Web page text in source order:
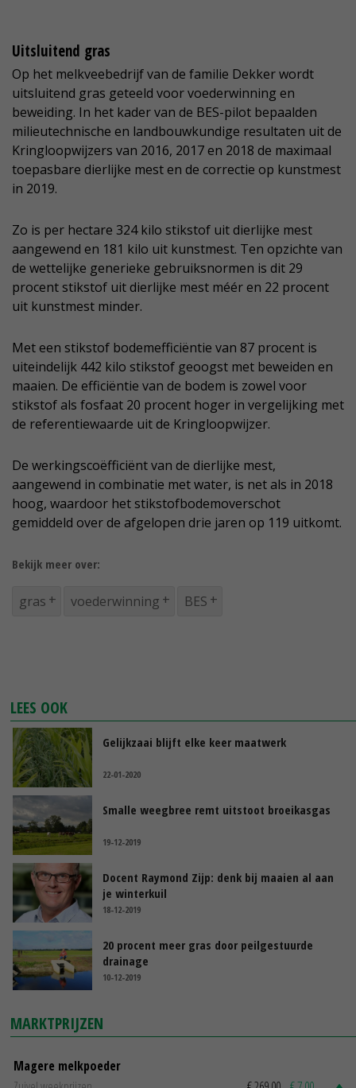
Uitsluitend gras
Op het melkveebedrijf van de familie Dekker wordt
uitsluitend gras geteeld voor voederwinning en
beweiding. In het kader van de BES-pilot bepaalden
milieutechnische en landbouwkundige resultaten uit de
Kringloopwijzers van 2016, 2017 en 2018 de maximaal
toepasbare dierlijke mest en de correctie op kunstmest
in 2019.
Zo is per hectare 324 kilo stikstof uit dierlijke mest
aangewend en 181 kilo uit kunstmest. Ten opzichte van
de wettelijke generieke gebruiksnormen is dit 29
procent stikstof uit dierlijke mest méér en 22 procent
uit kunstmest minder.
Met een stikstof bodemefficiëntie van 87 procent is
uiteindelijk 442 kilo stikstof geoogst met beweiden en
maaien. De efficiëntie van de bodem is zowel voor
stikstof als fosfaat 20 procent hoger in vergelijking met
de referentiewaarde uit de Kringloopwijzer.
De werkingscoëfficiënt van de dierlijke mest,
aangewend in combinatie met water, is net als in 2018
hoog, waardoor het stikstofbodemoverschot
gemiddeld over de afgelopen drie jaren op 119 uitkomt.
Bekijk meer over:
gras voederwinning BES
LEES OOK
Gelijkzaai blijft elke keer maatwerk
22-01-2020
Smalle weegbree remt uitstoot broeikasgas
19-12-2019
Docent Raymond Zijp: denk bij maaien al aan
je winterkuil
18-12-2019
20 procent meer gras door peilgestuurde
drainage
10-12-2019
MARKTPRIJZEN
Magere melkpoeder